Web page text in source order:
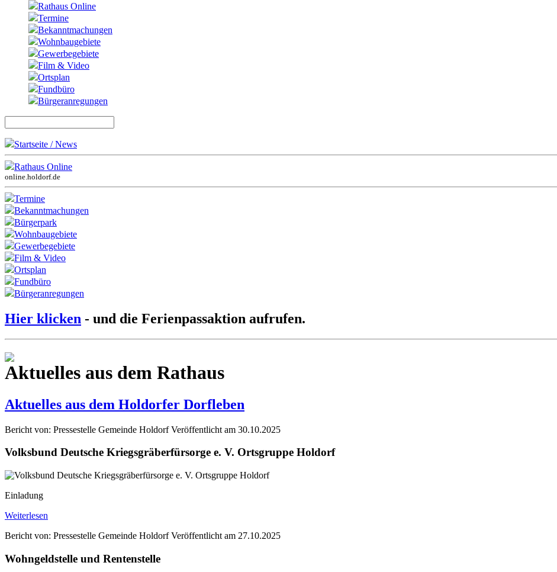
Rathaus Online
Termine
Bekanntmachungen
Wohnbaugebiete
Gewerbegebiete
Film & Video
Ortsplan
Fundbüro
Bürgeranregungen
Startseite / News
Rathaus Online
online.holdorf.de
Termine
Bekanntmachungen
Bürgerpark
Wohnbaugebiete
Gewerbegebiete
Film & Video
Ortsplan
Fundbüro
Bürgeranregungen
Hier klicken - und die Ferienpassaktion aufrufen.
Aktuelles aus dem Rathaus
Aktuelles aus dem Holdorfer Dorfleben
Bericht von: Pressestelle Gemeinde Holdorf Veröffentlicht am 30.10.2025
Volksbund Deutsche Kriegsgräberfürsorge e. V. Ortsgruppe Holdorf
Einladung
Weiterlesen
Bericht von: Pressestelle Gemeinde Holdorf Veröffentlicht am 27.10.2025
Wohngeldstelle und Rentenstelle